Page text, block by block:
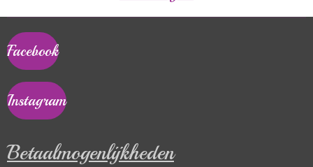
Facebook
Instagram
Betaalmogenlijkheden